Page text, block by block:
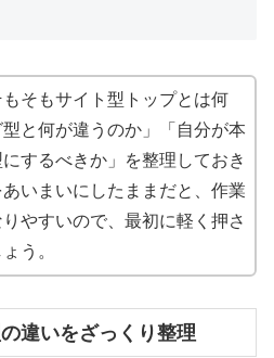
もそもサイト型トップとは何
と何が違うのか」「自分が本
するべきか」を整理しておき
あいまいにしたままだと、作業
やすいので、最初に軽く押さ
う。
違いをざっくり整理